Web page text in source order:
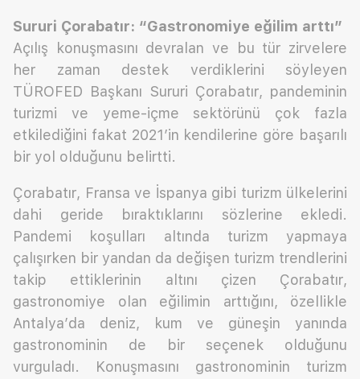
Sururi Çorabatır: “Gastronomiye eğilim arttı”
Açılış konuşmasını devralan ve bu tür zirvelere
her zaman destek verdiklerini söyleyen
TÜROFED Başkanı Sururi Çorabatır, pandeminin
turizmi ve yeme-içme sektörünü çok fazla
etkilediğini fakat 2021’in kendilerine göre başarılı
bir yol olduğunu belirtti.
Çorabatır, Fransa ve İspanya gibi turizm ülkelerini
dahi geride bıraktıklarını sözlerine ekledi.
Pandemi koşulları altında turizm yapmaya
çalışırken bir yandan da değişen turizm trendlerini
takip ettiklerinin altını çizen Çorabatır,
gastronomiye olan eğilimin arttığını, özellikle
Antalya’da deniz, kum ve güneşin yanında
gastronominin de bir seçenek olduğunu
vurguladı. Konuşmasını gastronominin turizm